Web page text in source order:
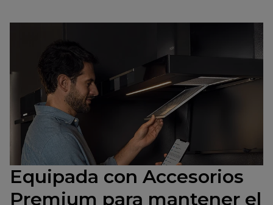
Equipada con Accesorios
Premium para mantener el